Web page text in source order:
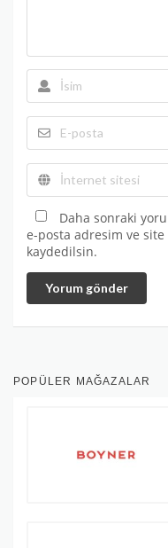
Daha sonraki
e-posta adresim ve site
kaydedilsin.
Yorum gönder
POPÜLER MAĞAZALAR